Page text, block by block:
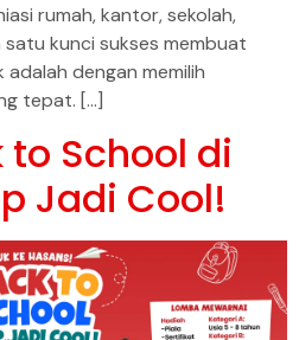
rumah, kantor, sekolah,
satu kunci sukses membuat
adalah dengan memilih
tepat. […]
to School di
Jadi Cool!